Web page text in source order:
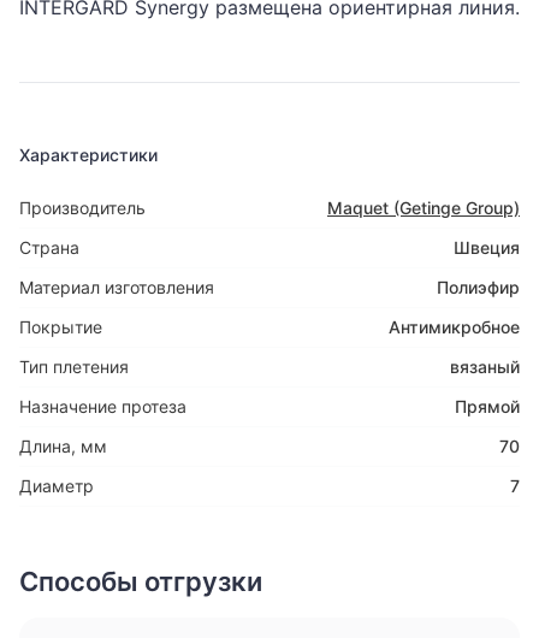
INTERGARD Synergy размещена ориентирная линия.
Характеристики
Производитель
Maquet (Getinge Group)
Страна
Швеция
Материал изготовления
Полиэфир
Покрытие
Антимикробное
Тип плетения
вязаный
Назначение протеза
Прямой
Длина, мм
70
Диаметр
7
Способы отгрузки